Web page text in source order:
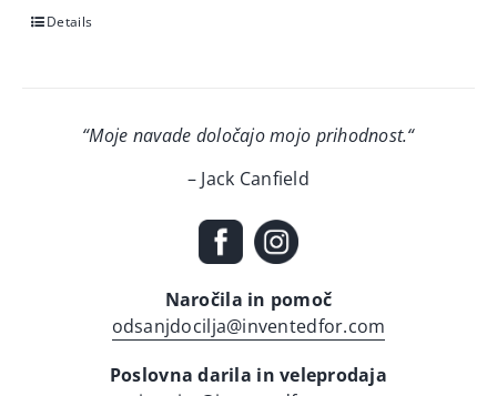
Details
“Moje navade določajo mojo prihodnost.“
– Jack Canfield
Naročila in pomoč
odsanjdocilja@inventedfor.com
Poslovna darila in veleprodaja